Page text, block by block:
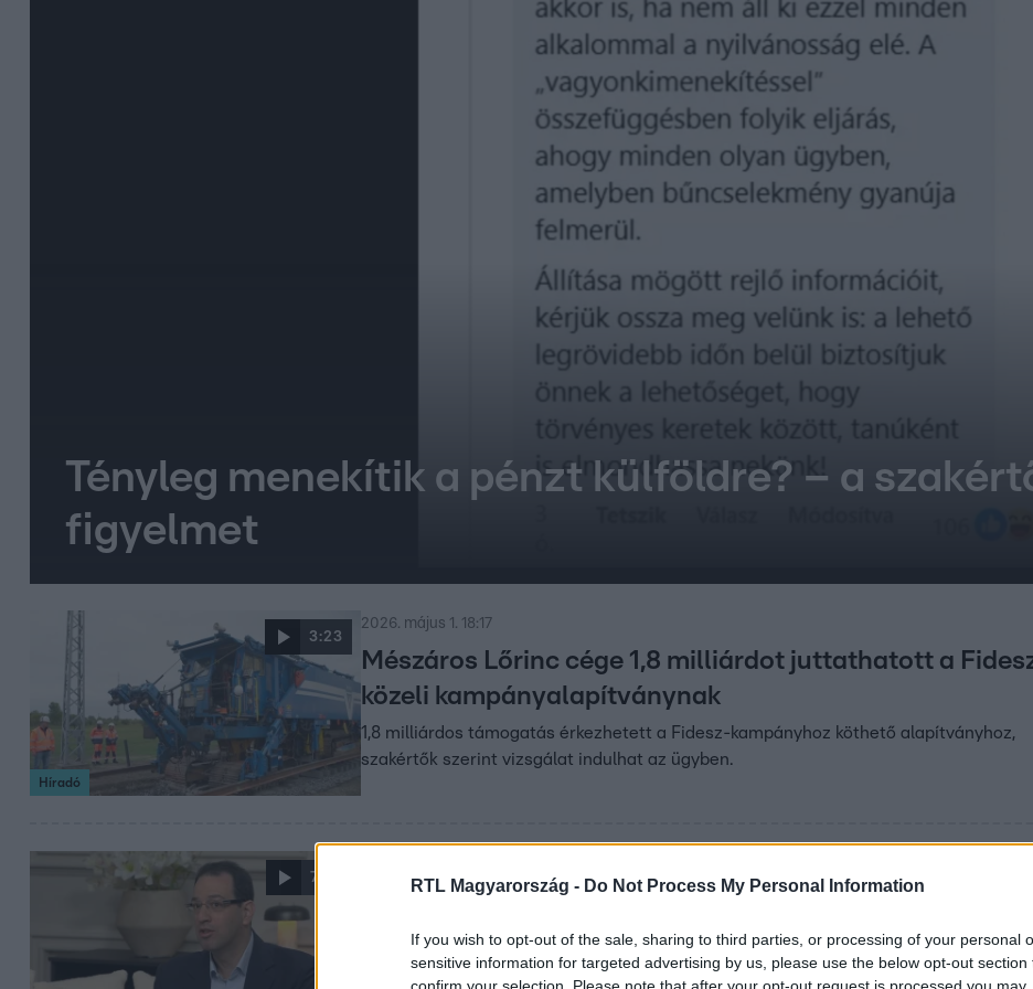
RTL Magyarország - Do Not Process My Personal Information
If you wish to opt-out of the sale, sharing to third parties, or processing of your personal
sensitive information for targeted advertising by us, please use the below opt-out section
Tényleg menekítik a pénzt külföldre? – a
figyelmet
3:23
Híradó
2026. május 1. 18:17
Mészáros Lőrinc cége 1,8 milliárdot juttathatott a
közeli kampányalapítványnak
1,8 milliárdos támogatás érkezhetett a Fidesz-kampányhoz köthető alapítványhoz,
szakértők szerint vizsgálat indulhat az ügyben.
7:28
Több mint 3000 milliárd forint kerülhet vissza az
Több mint 3000 milliárd forint sorsa dőlhet el: visszakerülhet az állami vagyon az
International szakértője az RTL Reggeliben.